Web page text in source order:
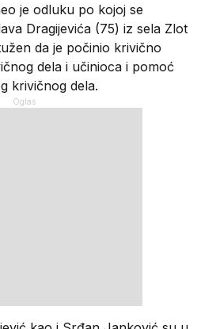
je odluku po kojoj se
Dragijevića (75) iz sela Zlot
da je počinio krivično
dela i učinioca i pomoć
krivičnog dela.